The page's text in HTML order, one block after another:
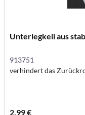
Unterlegkeil aus
913751
verhindert das
2,99 €